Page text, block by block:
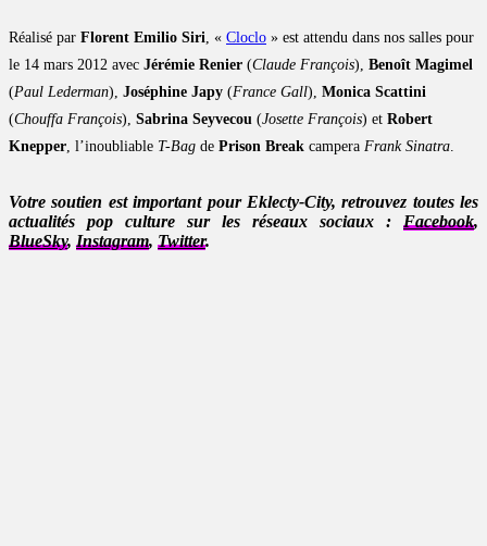
Réalisé par Florent Emilio Siri, « Cloclo » est attendu dans nos salles pour
le 14 mars 2012 avec Jérémie Renier (Claude François), Benoît Magimel
(Paul Lederman), Joséphine Japy (France Gall), Monica Scattini
(Chouffa François), Sabrina Seyvecou (Josette François) et Robert
Knepper, l’inoubliable T-Bag de Prison Break campera Frank Sinatra.
Votre soutien est important pour Eklecty-City, retrouvez toutes les
actualités pop culture sur les réseaux sociaux : Facebook,
BlueSky, Instagram, Twitter.